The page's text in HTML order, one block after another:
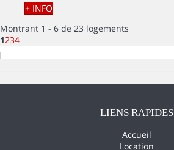
+ INFO
Montrant 1 - 6 de 23 logements
1234
LIENS RAPIDES
Accueil
Location